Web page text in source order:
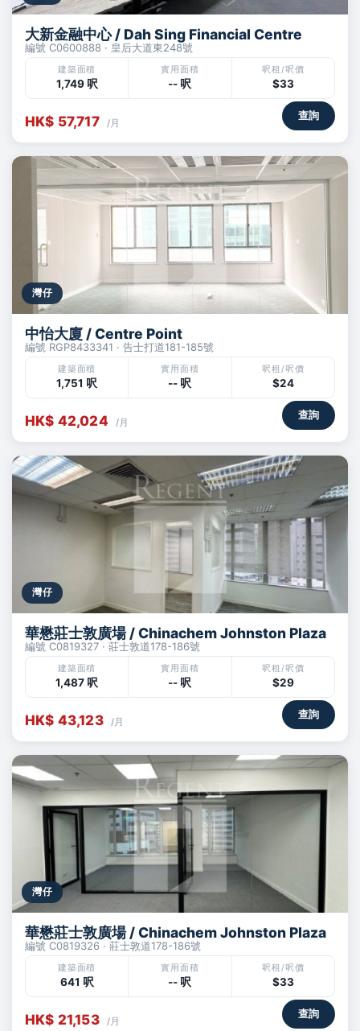
大新金融中心 / Dah Sing Financial Centre
編號 C0600888 · 皇后大道東248號
建築面積
1,749 呎
實用面積
-- 呎
呎租/呎價
$33
HK$ 57,717 /月
查詢
灣仔
中怡大廈 / Centre Point
編號 RGP8433341 · 告士打道181-185號
建築面積
1,751 呎
實用面積
-- 呎
呎租/呎價
$24
HK$ 42,024 /月
查詢
灣仔
華懋莊士敦廣場 / Chinachem Johnston Plaza
編號 C0819327 · 莊士敦道178-186號
建築面積
1,487 呎
實用面積
-- 呎
呎租/呎價
$29
HK$ 43,123 /月
查詢
灣仔
華懋莊士敦廣場 / Chinachem Johnston Plaza
編號 C0819326 · 莊士敦道178-186號
建築面積
641 呎
實用面積
-- 呎
呎租/呎價
$33
HK$ 21,153 /月
查詢